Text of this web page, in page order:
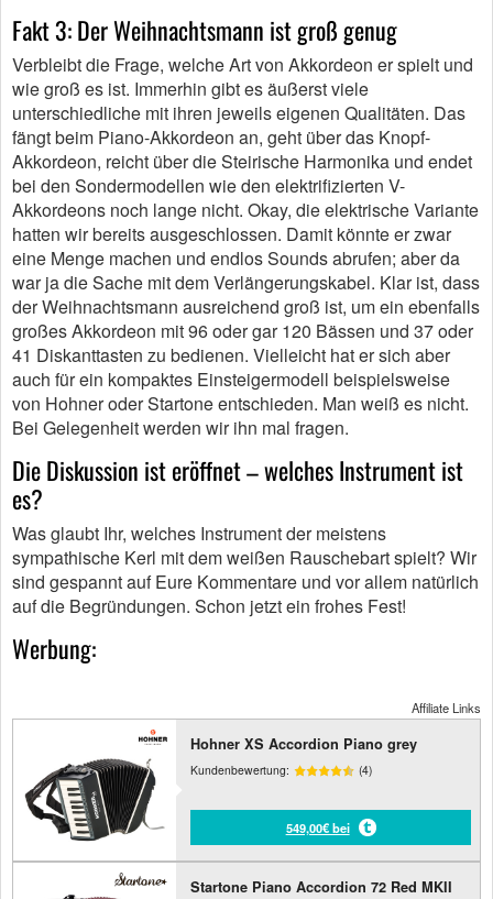
Fakt 3: Der Weihnachtsmann ist groß genug
Verbleibt die Frage, welche Art von Akkordeon er spielt und
wie groß es ist. Immerhin gibt es äußerst viele
unterschiedliche mit ihren jeweils eigenen Qualitäten. Das
fängt beim Piano-Akkordeon an, geht über das Knopf-
Akkordeon, reicht über die Steirische Harmonika und endet
bei den Sondermodellen wie den elektrifizierten V-
Akkordeons noch lange nicht. Okay, die elektrische Variante
hatten wir bereits ausgeschlossen. Damit könnte er zwar
eine Menge machen und endlos Sounds abrufen; aber da
war ja die Sache mit dem Verlängerungskabel. Klar ist, dass
der Weihnachtsmann ausreichend groß ist, um ein ebenfalls
großes Akkordeon mit 96 oder gar 120 Bässen und 37 oder
41 Diskanttasten zu bedienen. Vielleicht hat er sich aber
auch für ein kompaktes Einsteigermodell beispielsweise
von Hohner oder Startone entschieden. Man weiß es nicht.
Bei Gelegenheit werden wir ihn mal fragen.
Die Diskussion ist eröffnet – welches Instrument ist
es?
Was glaubt Ihr, welches Instrument der meistens
sympathische Kerl mit dem weißen Rauschebart spielt? Wir
sind gespannt auf Eure Kommentare und vor allem natürlich
auf die Begründungen. Schon jetzt ein frohes Fest!
Werbung:
Affiliate Links
Hohner XS Accordion Piano grey
Kundenbewertung: (4)
549,00€ bei
Startone Piano Accordion 72 Red MKII